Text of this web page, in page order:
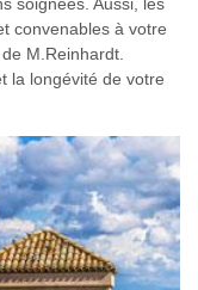
soignées. Aussi, les
convenables à votre
M.Reinhardt.
la longévité de votre